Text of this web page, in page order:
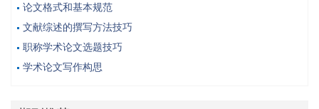
论文格式和基本规范
文献综述的撰写方法技巧
职称学术论文选题技巧
学术论文写作构思